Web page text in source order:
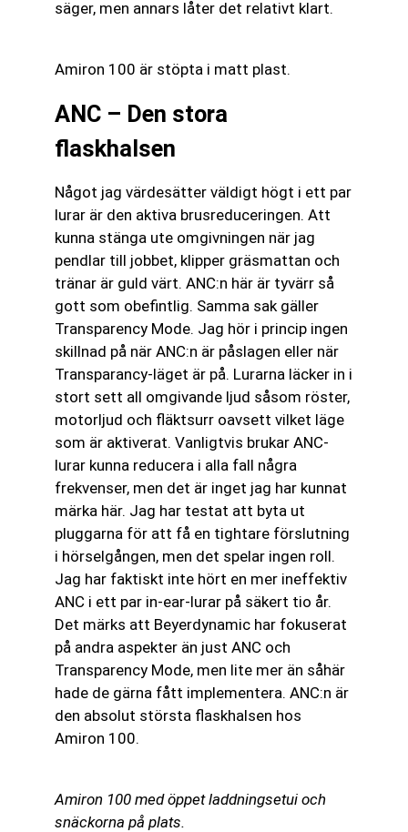
säger, men annars låter det relativt klart.
Amiron 100 är stöpta i matt plast.
ANC – Den stora
flaskhalsen
Något jag värdesätter väldigt högt i ett par
lurar är den aktiva brusreduceringen. Att
kunna stänga ute omgivningen när jag
pendlar till jobbet, klipper gräsmattan och
tränar är guld värt. ANC:n här är tyvärr så
gott som obefintlig. Samma sak gäller
Transparency Mode. Jag hör i princip ingen
skillnad på när ANC:n är påslagen eller när
Transparancy-läget är på. Lurarna läcker in i
stort sett all omgivande ljud såsom röster,
motorljud och fläktsurr oavsett vilket läge
som är aktiverat. Vanligtvis brukar ANC-
lurar kunna reducera i alla fall några
frekvenser, men det är inget jag har kunnat
märka här. Jag har testat att byta ut
pluggarna för att få en tightare förslutning
i hörselgången, men det spelar ingen roll.
Jag har faktiskt inte hört en mer ineffektiv
ANC i ett par in-ear-lurar på säkert tio år.
Det märks att Beyerdynamic har fokuserat
på andra aspekter än just ANC och
Transparency Mode, men lite mer än såhär
hade de gärna fått implementera. ANC:n är
den absolut största flaskhalsen hos
Amiron 100.
Amiron 100 med öppet laddningsetui och
snäckorna på plats.